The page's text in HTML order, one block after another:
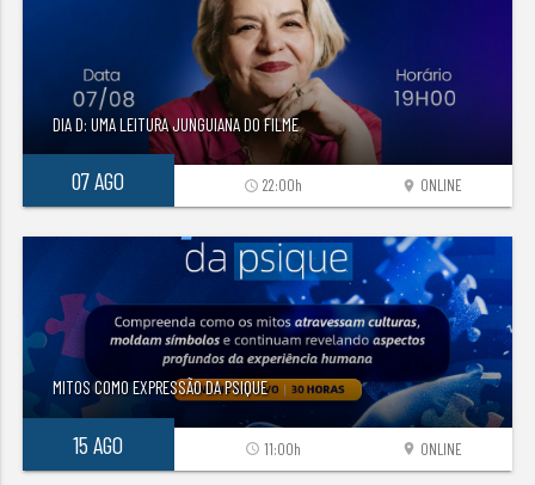
DIA D: UMA LEITURA JUNGUIANA DO FILME
07 AGO location_on ONLINE
access_time 22:00h
MITOS COMO EXPRESSÃO DA PSIQUE
15 AGO location_on ONLINE
access_time 11:00h